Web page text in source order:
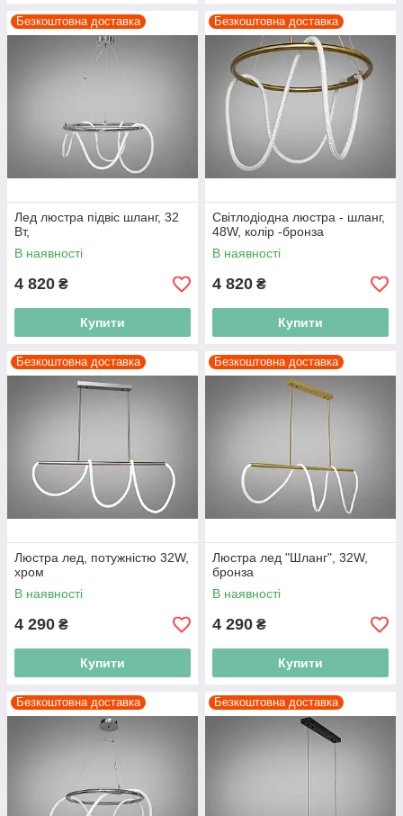
Безкоштовна доставка
Лед люстра підвіс шланг, 32
Вт,
В наявності
4 820 ₴
Купити
Безкоштовна доставка
Світлодіодна люстра - шланг,
48W, колір -бронза
В наявності
4 820 ₴
Купити
Безкоштовна доставка
Люстра лед, потужністю 32W,
хром
В наявності
4 290 ₴
Купити
Безкоштовна доставка
Люстра лед "Шланг", 32W,
бронза
В наявності
4 290 ₴
Купити
Безкоштовна доставка Безкоштовна доставка